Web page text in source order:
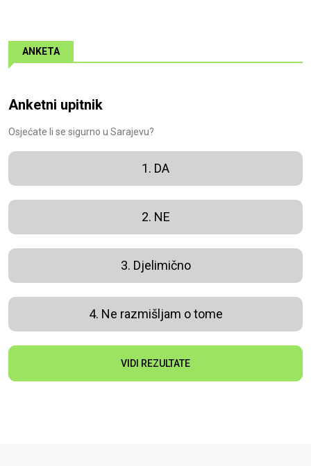
ANKETA
Anketni upitnik
Osjećate li se sigurno u Sarajevu?
1. DA
2. NE
3. Djelimično
4. Ne razmišljam o tome
VIDI REZULTATE